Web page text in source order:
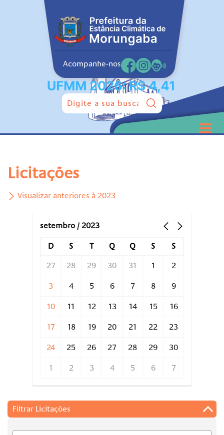
Acompanhe-nos
Pesquisar:
Licitações
Visualizar anteriores à 2023
setembro / 2023
D S T Q Q S S
27 28 29 30 31 1 2
3 4 5 6 7 8 9
10 11 12 13 14 15 16
17 18 19 20 21 22 23
24 25 26 27 28 29 30
1 2 3 4 5 6 7
Filtrar Licitações